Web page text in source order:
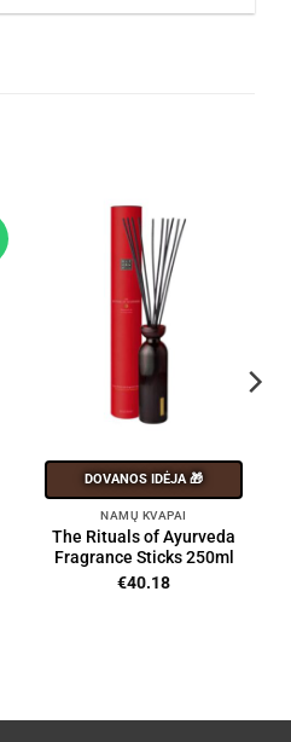
DOVANOS IDĖJA 🎁
NAMŲ KVAPAI
The Rituals of Ayurveda
Fragrance Sticks 250ml
€40.18